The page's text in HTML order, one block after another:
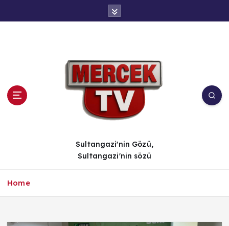
Sultangazi'nin Gözü,
Sultangazi'nin sözü
Home